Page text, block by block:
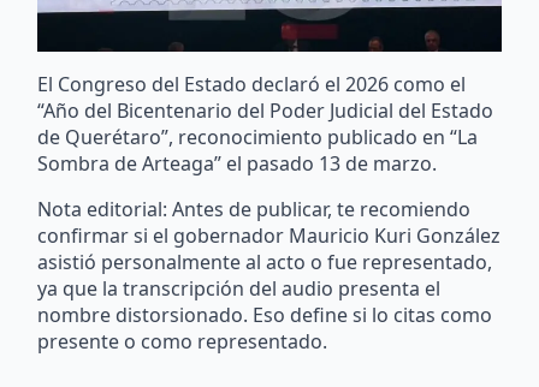
El Congreso del Estado declaró el 2026 como el
“Año del Bicentenario del Poder Judicial del Estado
de Querétaro”, reconocimiento publicado en “La
Sombra de Arteaga” el pasado 13 de marzo.
Nota editorial: Antes de publicar, te recomiendo
confirmar si el gobernador Mauricio Kuri González
asistió personalmente al acto o fue representado,
ya que la transcripción del audio presenta el
nombre distorsionado. Eso define si lo citas como
presente o como representado.